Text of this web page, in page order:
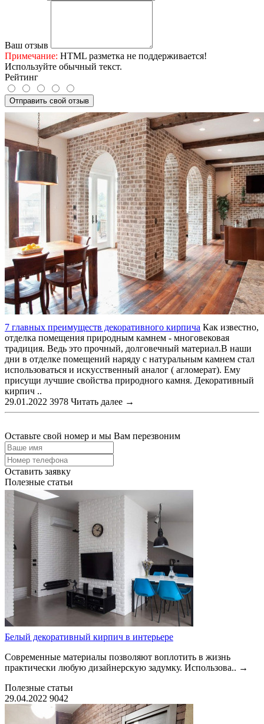
Ваш отзыв
Примечание: HTML разметка не поддерживается!
Используйте обычный текст.
Рейтинг
Отправить свой отзыв
7 главных преимуществ декоративного кирпича Как известно,
отделка помещения природным камнем - многовековая
традиция. Ведь это прочный, долговечный материал.В наши
дни в отделке помещений наряду с натуральным камнем стал
использоваться и искусственный аналог ( агломерат). Ему
присущи лучшие свойства природного камня. Декоративный
кирпич ..
29.01.2022 3978 Читать далее →
Оставьте свой номер и мы Вам перезвоним
Оставить заявку
Полезные статьи
Белый декоративный кирпич в интерьере
Современные материалы позволяют воплотить в жизнь
практически любую дизайнерскую задумку. Использова.. →
Полезные статьи
29.04.2022 9042